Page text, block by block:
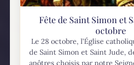
Fête de Saint Simon et
octobre
Le 28 octobre, l’Église
de Saint Simon et Saint Jude,
apôtres choisis par notre